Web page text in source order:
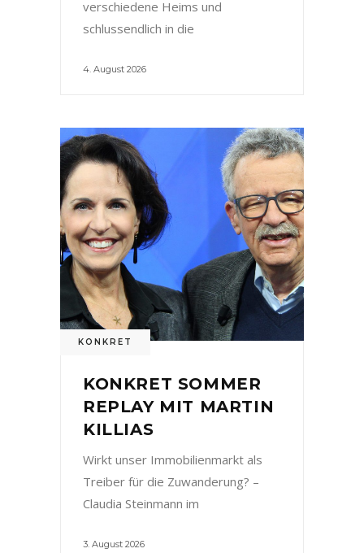
verschiedene Heims und
schlussendlich in die
4. August 2026
KONKRET
KONKRET SOMMER
REPLAY MIT MARTIN
KILLIAS
Wirkt unser Immobilienmarkt als
Treiber für die Zuwanderung? –
Claudia Steinmann im
3. August 2026